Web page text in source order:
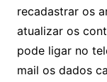
recadastrar os
atualizar os
pode ligar no
mail os dados